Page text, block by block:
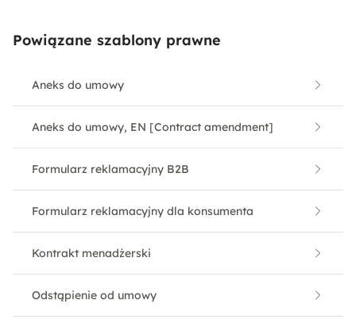
Powiązane szablony prawne
Aneks do umowy
Aneks do umowy, EN [Contract amendment]
Formularz reklamacyjny B2B
Formularz reklamacyjny dla konsumenta
Kontrakt menadżerski
Odstąpienie od umowy